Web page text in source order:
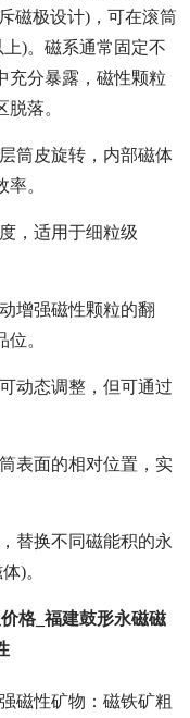
磁极设计)，可在滚筒
)。磁系通常固定不
充分暴露，磁性颗粒
落。
筒皮旋转，内部磁体
。
，适用于细粒级
增强磁性颗粒的翻
。
动态调整，但可通过
表面的相对位置，实
替换不同磁能积的永
)。
格_福建鼓形永磁磁
强磁性矿物：磁铁矿粗